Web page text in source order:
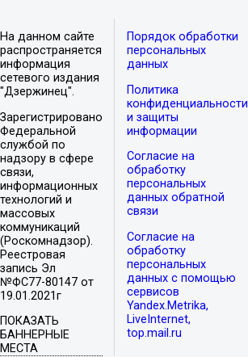
На данном сайте
распространяется
информация
сетевого издания
"Дзержинец".
Зарегистрировано
Федеральной
службой по
надзору в сфере
связи,
информационных
технологий и
массовых
коммуникаций
(Роскомнадзор).
Реестровая
запись Эл
№ФС77-80147 от
19.01.2021г
ПОКАЗАТЬ
БАННЕРНЫЕ
МЕСТА
Порядок обработки
персональных
данных
Политика
конфиденциальности
и защиты
информации
Согласие на
обработку
персональных
данных обратной
связи
Согласие на
обработку
персональных
данных с помощью
сервисов
Yandex.Metrika,
LiveInternet,
top.mail.ru